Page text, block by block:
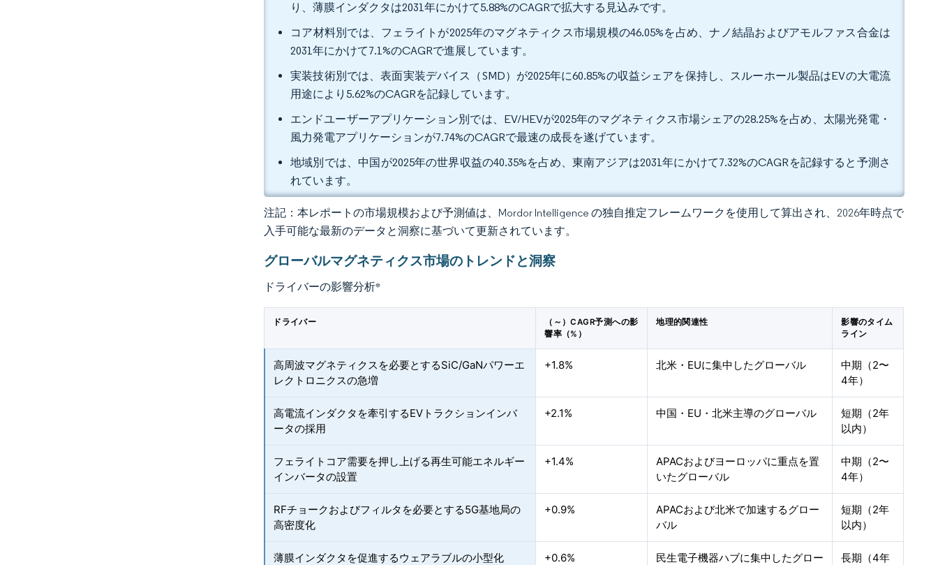
り、薄膜インダクタは2031年にかけて5.88%のCAGRで拡大する見込みです。
コア材料別では、フェライトが2025年のマグネティクス市場規模の46.05%を占め、ナノ結晶およびアモルファス合金は
2031年にかけて7.1%のCAGRで進展しています。
実装技術別では、表面実装デバイス（SMD）が2025年に60.85%の収益シェアを保持し、スルーホール製品はEVの大電流
用途により5.62%のCAGRを記録しています。
エンドユーザーアプリケーション別では、EV/HEVが2025年のマグネティクス市場シェアの28.25%を占め、太陽光発電・
風力発電アプリケーションが7.74%のCAGRで最速の成長を遂げています。
地域別では、中国が2025年の世界収益の40.35%を占め、東南アジアは2031年にかけて7.32%のCAGRを記録すると予測さ
れています。
注記：本レポートの市場規模および予測値は、Mordor Intelligence の独自推定フレームワークを使用して算出され、2026年時点で
入手可能な最新のデータと洞察に基づいて更新されています。
グローバルマグネティクス市場のトレンドと洞察
ドライバーの影響分析*
ドライバー
（～）CAGR予測への影
響率（%）
地理的関連性
影響のタイム
ライン
高周波マグネティクスを必要とするSiC/GaNパワーエ
レクトロニクスの急増
+1.8% 北米・EUに集中したグローバル
中期（2〜
4年）
高電流インダクタを牽引するEVトラクションインバ
ータの採用
+2.1% 中国・EU・北米主導のグローバル
短期（2年
以内）
フェライトコア需要を押し上げる再生可能エネルギー
インバータの設置
+1.4%
APACおよびヨーロッパに重点を置
いたグローバル
中期（2〜
4年）
RFチョークおよびフィルタを必要とする5G基地局の
高密度化
+0.9%
APACおよび北米で加速するグロー
バル
短期（2年
以内）
薄膜インダクタを促進するウェアラブルの小型化 +0.6%
民生電子機器ハブに集中したグロー
長期（4年